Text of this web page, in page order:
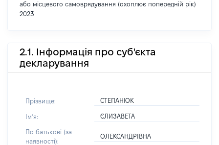
або місцевого самоврядування (охоплює попередній рік)
2023
2.1. Інформація про суб'єкта
декларування
Прізвище: СТЕПАНЮК
Імʼя: ЄЛИЗАВЕТА
По батькові (за
наявності):
ОЛЕКСАНДРІВНА